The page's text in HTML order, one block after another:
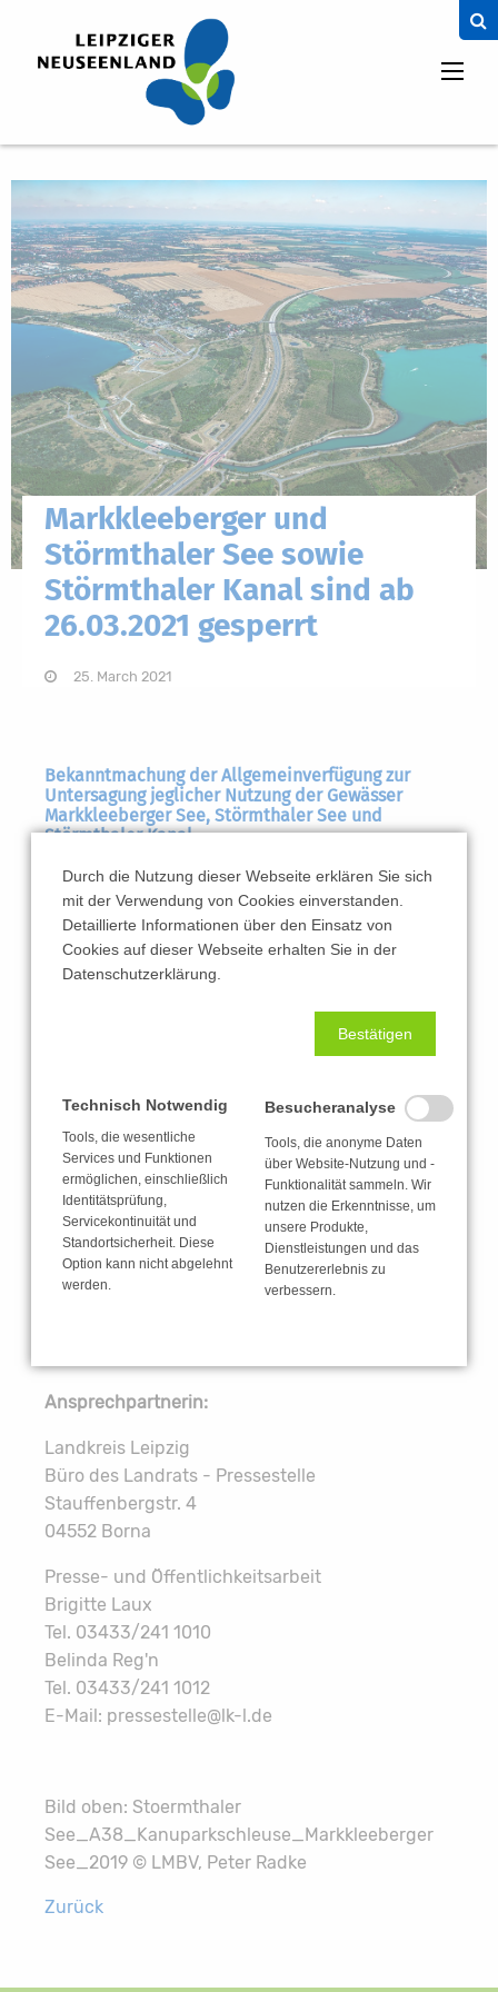
Markkleeberger und
Störmthaler See sowie
Störmthaler Kanal sind ab
26.03.2021 gesperrt
25. March 2021
Bekanntmachung der Allgemeinverfügung zur
Untersagung jeglicher Nutzung der Gewässer
Markkleeberger See, Störmthaler See und
Störmthaler Kanal
Aufgrund der festgestellten Gefahrenlage an der
Kanuparkschleuse im Störmthaler See sieht sich
der Landkreis Leipzig in der Pflicht, die Nutzung
der Gewässer Störmthaler See, Störmthaler
Kanal und Markkleeberger See ab sofort zeitlich
bis zum Ablauf des 31.05.2021zu
sämtliche Bootsnutzungen, Baden, Tauchen,
Angeln vom Boot aus sowie
Wassersportaktivitäten und ist zwingend
geboten, um eine Gefahr für Leib und Leben
auszuschließen.
Die Allgemeinverfügung zur Untersagung
jeglicher Nutzung der Gewässer Markkleeberger
Ansprechpartnerin:
Landkreis Leipzig
Büro des Landrats - Pressestelle
Stauffenbergstr. 4
04552 Borna
Presse- und Öffentlichkeitsarbeit
Brigitte Laux
Tel. 03433/241 1010
Belinda Reg'n
Tel. 03433/241 1012
E-Mail: pressestelle@lk-l.de
Bild oben: Stoermthaler
See_A38_Kanuparkschleuse_Markkleeberger
See_2019 © LMBV, Peter Radke
Zurück
Durch die Nutzung dieser Webseite erklären Sie sich
mit der Verwendung von Cookies einverstanden.
Detaillierte Informationen über den Einsatz von
Cookies auf dieser Webseite erhalten Sie in der
Datenschutzerklärung.
Bestätigen
Technisch Notwendig
Tools, die wesentliche
Services und Funktionen
ermöglichen, einschließlich
Identitätsprüfung,
Servicekontinuität und
Standortsicherheit. Diese
Option kann nicht abgelehnt
werden.
Besucheranalyse
Tools, die anonyme Daten
über Website-Nutzung und -
Funktionalität sammeln. Wir
nutzen die Erkenntnisse, um
unsere Produkte,
Dienstleistungen und das
Benutzererlebnis zu
verbessern.